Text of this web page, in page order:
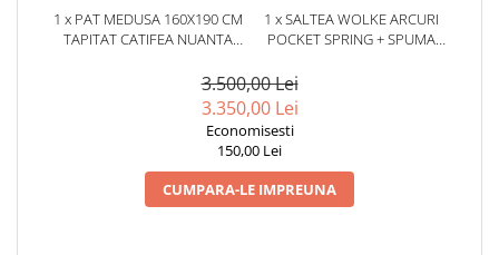
1 x PAT MEDUSA 160X190 CM
TAPITAT CATIFEA NUANTA
1 x SALTEA WOLKE ARCURI
POCKET SPRING + SPUMA
3.500,00 Lei
3.350,00 Lei
Economisesti
150,00 Lei
CUMPARA-LE IMPREUNA